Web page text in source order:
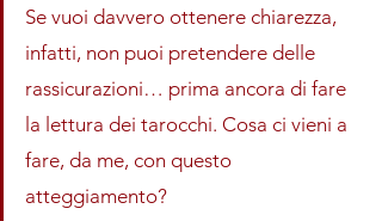
Se vuoi davvero ottenere chiarezza,
infatti, non puoi pretendere delle
rassicurazioni… prima ancora di fare
la lettura dei tarocchi. Cosa ci vieni a
fare, da me, con questo
atteggiamento?